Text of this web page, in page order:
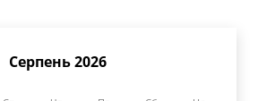
Серпень 2026